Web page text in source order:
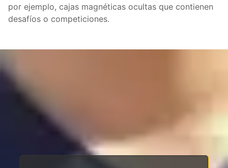
por ejemplo, cajas magnéticas ocultas que contienen
desafíos o competiciones.